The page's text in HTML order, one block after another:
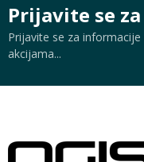
Prijavite se
Prijavite se za
akcijama...